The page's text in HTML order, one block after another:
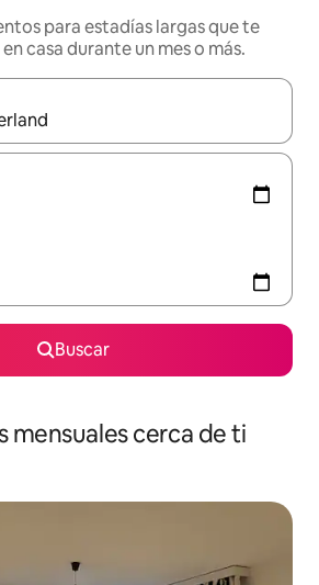
para estadías largas que te
casa durante un mes o más.
estén disponibles, navega con las
Buscar
mensuales cerca de ti